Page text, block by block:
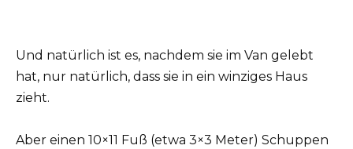
Und natürlich ist es, nachdem sie im Van gelebt
hat, nur natürlich, dass sie in ein winziges Haus
zieht.
Aber einen 10×11 Fuß (etwa 3×3 Meter) Schuppen